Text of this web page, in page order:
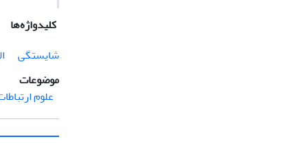
کلیدواژه‌ها
شایستگی
موضوعات
علوم